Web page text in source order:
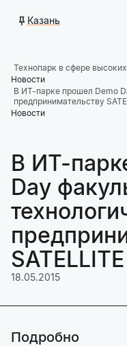
Казань
Технопарк в сфере
Новости
В ИТ-парке прошел Demo
предпринимательству
Новости
В ИТ-
Day
18.05.2015
Подробно